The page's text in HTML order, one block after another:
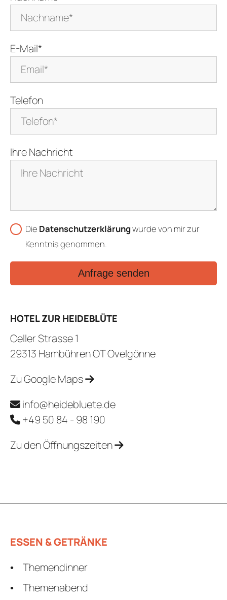
E-Mail*
Telefon
Ihre Nachricht
Die Datenschutzerklärungwurde von mir zur
Kenntnis genommen.
Anfrage senden
HOTEL ZUR HEIDEBLÜTE
Celler Strasse 1
29313 Hambühren OT Ovelgönne
Zu Google Maps
info@heidebluete.de
+49 50 84 - 98 190
Zu den Öffnungszeiten
ESSEN & GETRÄNKE
Themendinner
Themenabend